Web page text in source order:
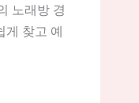
노래방 경
게 찾고 예